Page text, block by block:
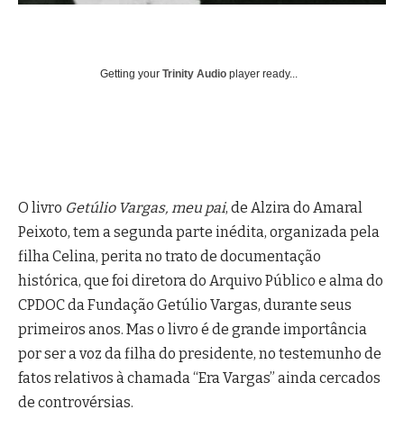
Getting your Trinity Audio player ready...
O livro Getúlio Vargas, meu pai, de Alzira do Amaral
Peixoto, tem a segunda parte inédita, organizada pela
filha Celina, perita no trato de documentação
histórica, que foi diretora do Arquivo Público e alma do
CPDOC da Fundação Getúlio Vargas, durante seus
primeiros anos. Mas o livro é de grande importância
por ser a voz da filha do presidente, no testemunho de
fatos relativos à chamada “Era Vargas” ainda cercados
de controvérsias.